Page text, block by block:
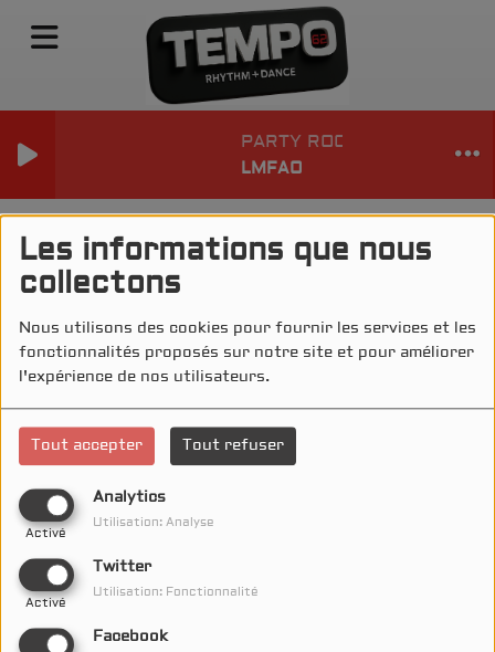
Les informations que nous
collectons
Nous utilisons des cookies pour fournir les services et les
fonctionnalités proposés sur notre site et pour améliorer
l'expérience de nos utilisateurs.
Tout accepter Tout refuser
Analytics
Activé
Utilisation: Analyse
Twitter
Activé
Utilisation: Fonctionnalité
Facebook
PARTY ROCK ANTHEM
LMFAO
TEMPO ACTU